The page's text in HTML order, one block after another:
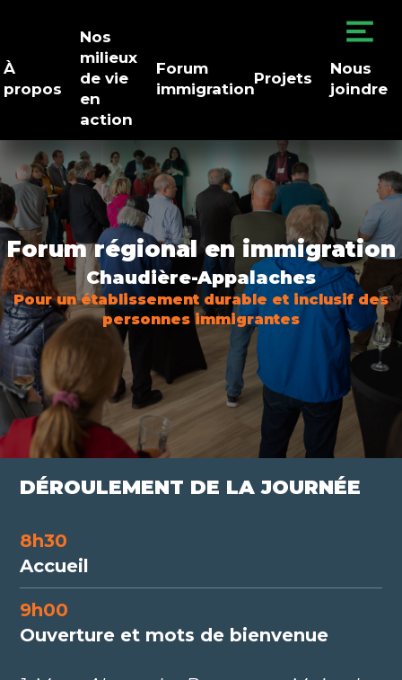
À
propos
Nos
milieux
de vie
en
action
Forum
immigration
Projets
Nous
joindre
Forum régional en immigration
Chaudière-Appalaches
Pour un établissement durable et inclusif des
personnes immigrantes
DÉROULEMENT DE LA JOURNÉE
8h30
Accueil
9h00
Ouverture et mots de bienvenue